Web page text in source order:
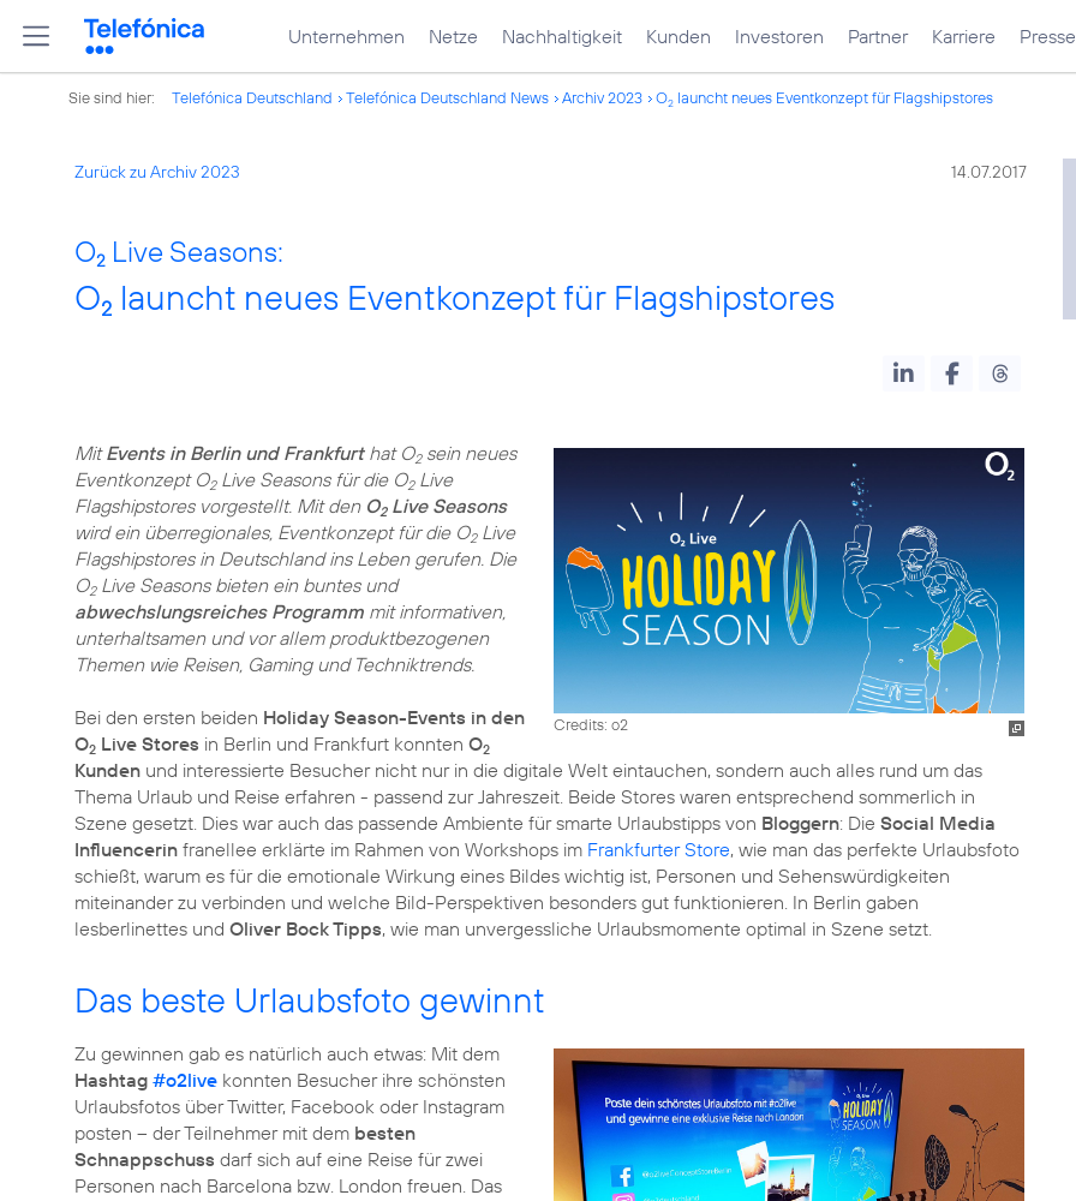
Unternehmen Netze Nachhaltigkeit Kunden Investoren Partner Karriere Presse
Sie sind hier: Telefónica Deutschland Telefónica Deutschland News Archiv 2023 O2 launcht neues Eventkonzept für Flagshipstores
Zurück zu Archiv 2023 14.07.2017
O2 Live Seasons:
O2 launcht neues Eventkonzept für Flagshipstores
Credits: o2
MitEvents in Berlin und Frankfurthat O2sein neues
Eventkonzept O2Live Seasons für die O2Live
Flagshipstores vorgestellt. Mit den O2Live Seasons
wird ein überregionales, Eventkonzept für die O2Live
Flagshipstores in Deutschland ins Leben gerufen. Die
O2Live Seasons bieten ein buntes und
abwechslungsreiches Programm mit informativen,
unterhaltsamen und vor allem produktbezogenen
Themen wie Reisen, Gaming und Techniktrends.
Bei den ersten beiden Holiday Season-Events in den
O2 Live Stores in Berlin und Frankfurt konnten O2
Kunden und interessierte Besucher nicht nur in die digitale Welt eintauchen, sondern auch alles rund um das
Thema Urlaub und Reise erfahren - passend zur Jahreszeit. Beide Stores waren entsprechend sommerlich in
Szene gesetzt. Dies war auch das passende Ambiente für smarte Urlaubstipps von Bloggern: Die Social Media
Influencerin franellee erklärte im Rahmen von Workshops im Frankfurter Store, wie man das perfekte Urlaubsfoto
schießt, warum es für die emotionale Wirkung eines Bildes wichtig ist, Personen und Sehenswürdigkeiten
miteinander zu verbinden und welche Bild-Perspektiven besonders gut funktionieren. In Berlin gaben
lesberlinettes und Oliver Bock Tipps, wie man unvergessliche Urlaubsmomente optimal in Szene setzt.
Das beste Urlaubsfoto gewinnt
Zu gewinnen gab es natürlich auch etwas: Mit dem
Hashtag #o2live konnten Besucher ihre schönsten
Urlaubsfotos über Twitter, Facebook oder Instagram
posten – der Teilnehmer mit dem besten
Schnappschuss darf sich auf eine Reise für zwei
Personen nach Barcelona bzw. London freuen. Das